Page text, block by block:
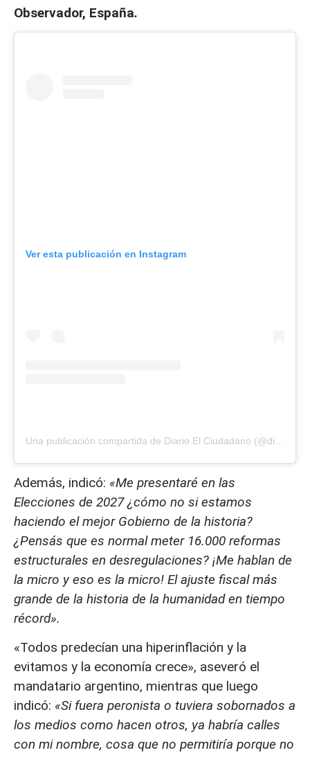
Observador, España.
Ver esta publicación en Instagram
Una publicación compartida de Diario El Ciudadano (@diarioelciudadano)
Además, indicó: «Me presentaré en las
Elecciones de 2027 ¿cómo no si estamos
haciendo el mejor Gobierno de la historia?
¿Pensás que es normal meter 16.000 reformas
estructurales en desregulaciones? ¡Me hablan de
la micro y eso es la micro! El ajuste fiscal más
grande de la historia de la humanidad en tiempo
récord».
«Todos predecían una hiperinflación y la
evitamos y la economía crece», aseveró el
mandatario argentino, mientras que luego
indicó: «Si fuera peronista o tuviera sobornados a
los medios como hacen otros, ya habría calles
con mi nombre, cosa que no permitiría porque no